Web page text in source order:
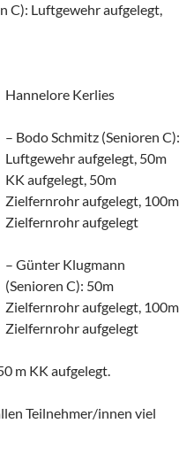
C): Luftgewehr aufgelegt,
Hannelore Kerlies
– Bodo Schmitz (Senioren C):
Luftgewehr aufgelegt, 50m
KK aufgelegt, 50m
Zielfernrohr aufgelegt, 100m
Zielfernrohr aufgelegt
– Günter Klugmann
(Senioren C): 50m
Zielfernrohr aufgelegt, 100m
Zielfernrohr aufgelegt
m KK aufgelegt.
Teilnehmer/innen viel